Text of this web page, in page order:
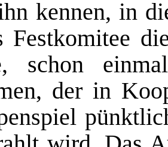
kennen, in
schon
der in